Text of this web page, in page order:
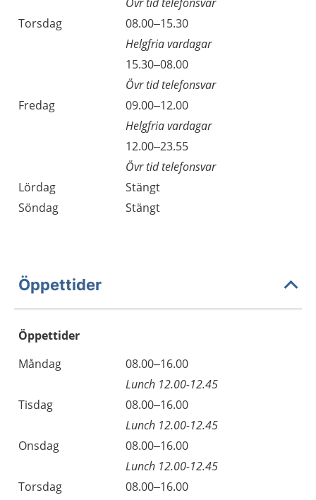
Torsdag
08.00–15.30
Helgfria vardagar
15.30–08.00
Övr tid telefonsvar
Fredag
09.00–12.00
Helgfria vardagar
12.00–23.55
Övr tid telefonsvar
Lördag
Stängt
Söndag
Stängt
Öppettider
Öppettider
Dag
Öppettider
Kommentarer
Måndag
08.00–16.00
Lunch 12.00-12.45
Tisdag
08.00–16.00
Lunch 12.00-12.45
Onsdag
08.00–16.00
Lunch 12.00-12.45
Torsdag
08.00–16.00